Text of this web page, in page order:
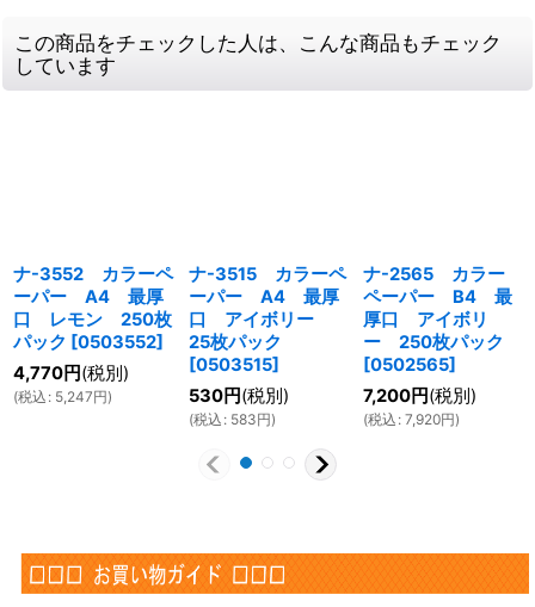
この商品をチェックした人は、こんな商品もチェック
しています
ナ-3552 カラーペ
ーパー A4 最厚
口 レモン 250枚
パック [0503552]
4,770円(税別)
(税込 : 5,247円)
ナ-3515 カラーペ
ーパー A4 最厚
口 アイボリー
25枚パック
[0503515]
530円(税別)
(税込 : 583円)
ナ-2565 カラー
ペーパー B4 最
厚口 アイボリ
ー 250枚パック
[0502565]
7,200円(税別)
(税込 : 7,920円)